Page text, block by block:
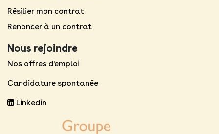
Résilier mon contrat
Renoncer à un contrat
Nous rejoindre
Nos offres d'emploi
Candidature spontanée
Linkedin